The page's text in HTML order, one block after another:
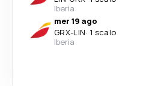
Iberia
mer 19 ago
GRX-LIN· 1 scalo
Iberia